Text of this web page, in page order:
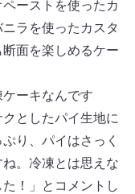
ーストを使ったカ
ラを使ったカスタ
面を楽しめるケー
ーキなんです
としたパイ生地に
り、パイはさっく
。冷凍とは思えな
！」とコメントし